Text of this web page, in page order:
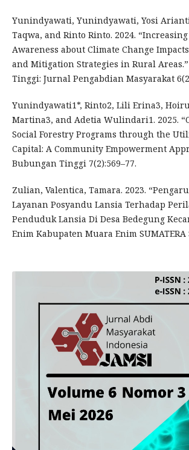
Yunindyawati, Yunindyawati, Yosi
Taqwa, and Rinto Rinto. 2024.
Awareness about Climate Change
and Mitigation Strategies in Rural
Tinggi: Jurnal Pengabdian Masyarakat
Yunindyawati1*, Rinto2, Lili Erina3,
Martina3, and Adetia Wulindari1. 2025.
Social Forestry Programs through the
Capital: A Community Empowerment
Bubungan Tinggi 7(2):569–77.
Zulian, Valentica, Tamara. 2023.
Layanan Posyandu Lansia Terhadap
Penduduk Lansia Di Desa Bedegung
Enim Kabupaten Muara Enim SUMATERA